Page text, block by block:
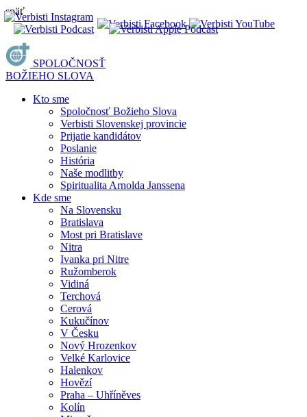
späť
SPOLOČNOSŤ
BOŽIEHO SLOVA
Kto sme
Spoločnosť Božieho Slova
Verbisti Slovenskej provincie
Prijatie kandidátov
Poslanie
História
Naše modlitby
Spiritualita Arnolda Janssena
Kde sme
Na Slovensku
Bratislava
Most pri Bratislave
Nitra
Ivanka pri Nitre
Ružomberok
Vidiná
Terchová
Cerová
Kukučínov
V Česku
Nový Hrozenkov
Velké Karlovice
Halenkov
Hovězí
Praha – Uhříněves
Kolín